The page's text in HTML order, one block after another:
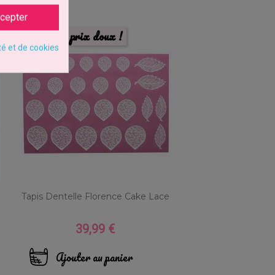
Tapis Dentelle Florence Cake Lace
Prix
39,99 €
Ajouter au panier
prix doux !
et de cookies